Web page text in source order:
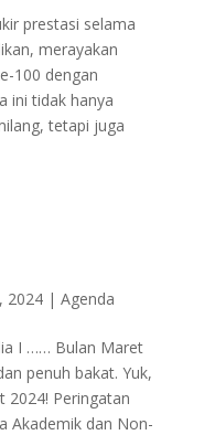
prestasi selama
merayakan
100 dengan
ini tidak hanya
tetapi juga
2024| Agenda
I …… Bulan Maret
penuh bakat. Yuk,
2024! Peringatan
Akademik dan Non-